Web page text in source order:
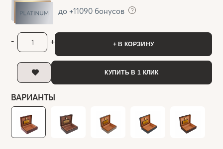
до +11090 бонусов
- + + В КОРЗИНУ
КУПИТЬ В 1 КЛИК
ВАРИАНТЫ